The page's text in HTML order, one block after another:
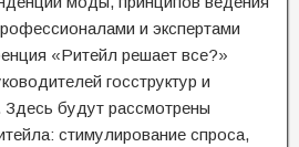
и экспертами
«Ритейл решает все?»
госструктур и
Здесь будут рассмотрены
стимулирование спроса,